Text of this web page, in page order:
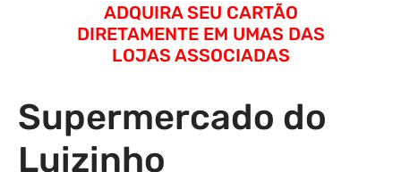
ADQUIRA SEU CARTÃO
DIRETAMENTE EM UMAS DAS
LOJAS ASSOCIADAS
Supermercado do
Luizinho